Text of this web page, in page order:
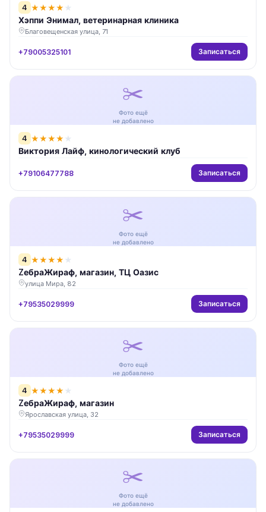
4 ★★★★ ★
Хэппи Энимал, ветеринарная клиника
Благовещенская улица, 71
+79005325101 Записаться
✂️
Фото ещё
не добавлено
4 ★★★★ ★
Виктория Лайф, кинологический клуб
+79106477788 Записаться
✂️
Фото ещё
не добавлено
4 ★★★★ ★
ZебраЖираф, магазин, ТЦ Оазис
улица Мира, 82
+79535029999 Записаться
✂️
Фото ещё
не добавлено
4 ★★★★ ★
ZебраЖираф, магазин
Ярославская улица, 32
+79535029999 Записаться
✂️
Фото ещё
не добавлено